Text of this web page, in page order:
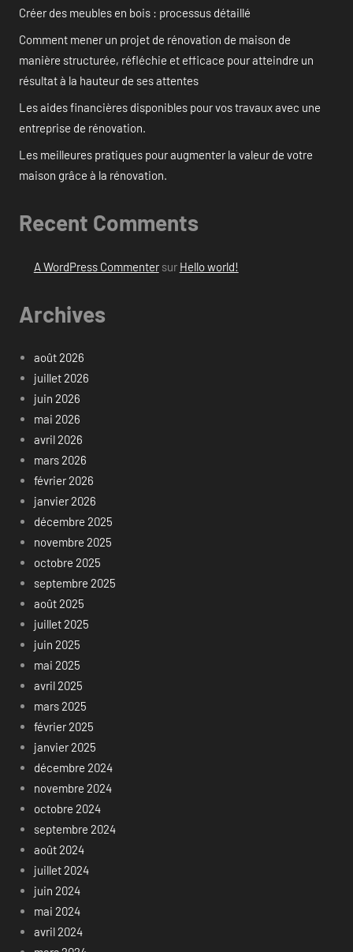
Créer des meubles en bois : processus détaillé
Comment mener un projet de rénovation de maison de
manière structurée, réfléchie et efficace pour atteindre un
résultat à la hauteur de ses attentes
Les aides financières disponibles pour vos travaux avec une
entreprise de rénovation.
Les meilleures pratiques pour augmenter la valeur de votre
maison grâce à la rénovation.
Recent Comments
A WordPress Commentersur Hello world!
Archives
août 2026
juillet 2026
juin 2026
mai 2026
avril 2026
mars 2026
février 2026
janvier 2026
décembre 2025
novembre 2025
octobre 2025
septembre 2025
août 2025
juillet 2025
juin 2025
mai 2025
avril 2025
mars 2025
février 2025
janvier 2025
décembre 2024
novembre 2024
octobre 2024
septembre 2024
août 2024
juillet 2024
juin 2024
mai 2024
avril 2024